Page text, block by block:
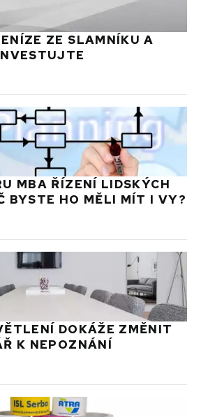
ZE SLAMNÍKU A
MBA ŘÍZENÍ LIDSKÝCH
BYSTE HO MĚLI MÍT I VY?
DOKÁŽE ZMĚNIT
K NEPOZNÁNÍ